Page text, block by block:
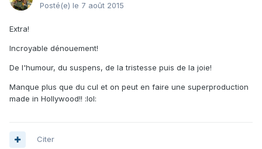
Posté(e) le 7 août 2015
Extra!
Incroyable dénouement!
De l'humour, du suspens, de la tristesse puis de la joie!
Manque plus que du cul et on peut en faire une superproduction
made in Hollywood!! :lol:
Citer